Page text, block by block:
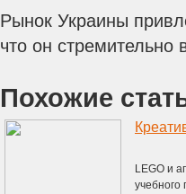
Рынок Украины
что он стремительно
Похожие
LEGO и
учебного